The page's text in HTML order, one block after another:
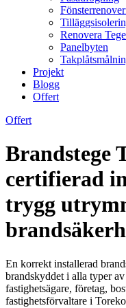
Renovera
Panelbyten
Projekt
Blogg
Offert
Offert
Brandstege
certifierad
trygg
En korrekt installerad
brandskyddet i alla typer
fastighetsägare, företag,
fastighetsförvaltare i